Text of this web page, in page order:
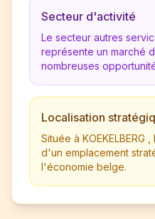
Secteur d'activité
Le secteur autres
représente un marché
nombreuses
Localisation
Située à
d'un emplacement
l'économie belge.